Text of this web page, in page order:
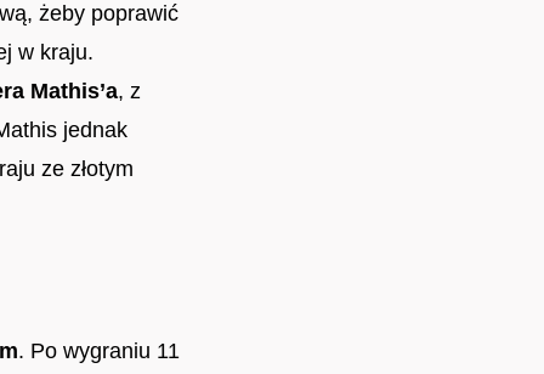
żeby poprawić
w kraju.
Mathis’a, z
jednak
ze złotym
. Po wygraniu 11